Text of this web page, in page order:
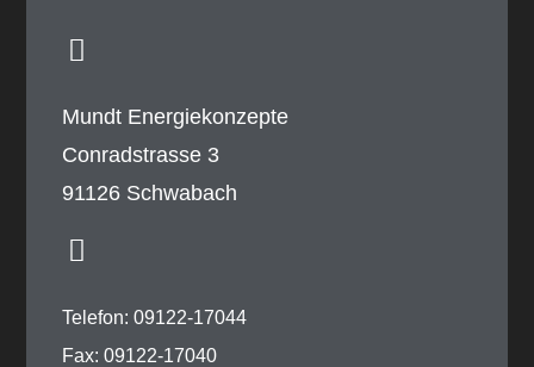
Mundt Energiekonzepte
Conradstrasse 3
91126 Schwabach
Telefon: 09122-17044
Fax: 09122-17040